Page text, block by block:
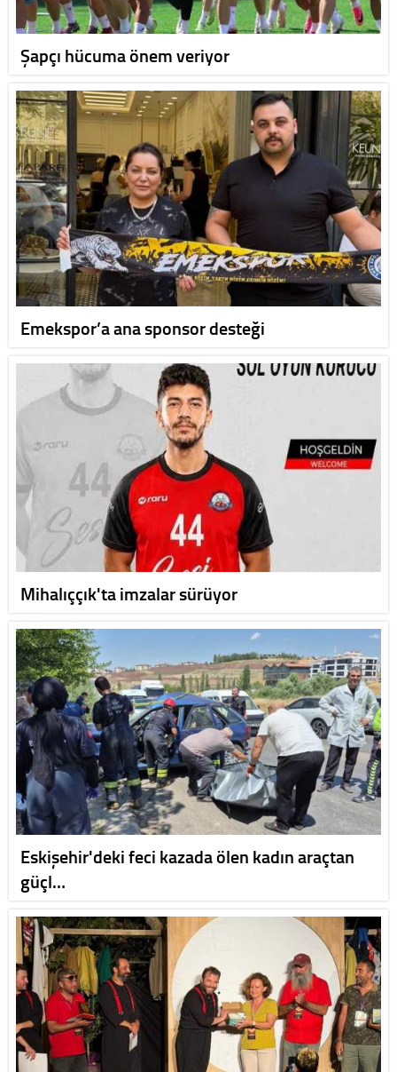
Şapçı hücuma önem veriyor
Emekspor’a ana sponsor desteği
Mihalıççık'ta imzalar sürüyor
Eskişehir'deki feci kazada ölen kadın araçtan
güçl…